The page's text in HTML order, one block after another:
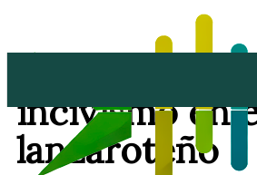
incivismo en
lanzaroteño